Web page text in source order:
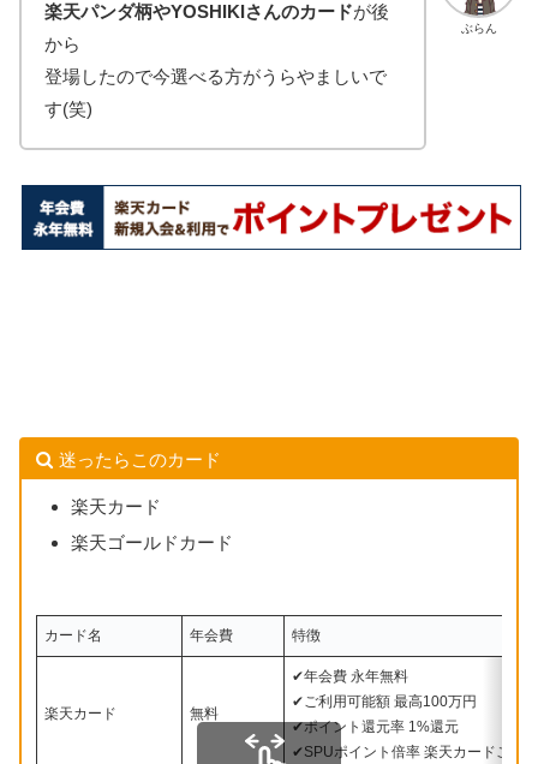
ぶらん
楽天パンダ柄やYOSHIKIさんのカードが後
から
登場したので今選べる方がうらやましいで
す(笑)
迷ったらこのカード
楽天カード
楽天ゴールドカード
カード名 年会費 特徴
楽天カード 無料
✔年会費 永年無料
✔ご利用可能額 最高100万円
✔ポイント還元率 1%還元
✔SPUポイント倍率 楽天カードご利